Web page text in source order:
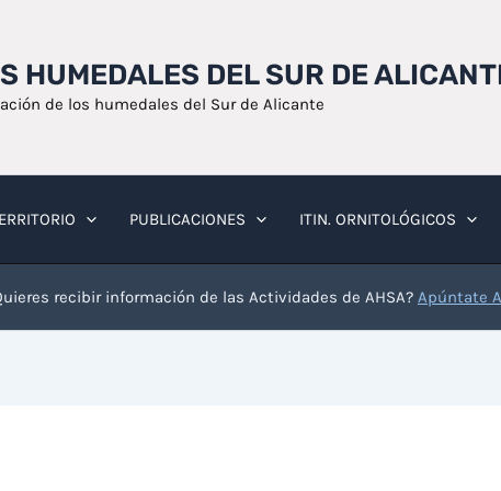
HUMEDALES DEL SUR DE
de los humedales del Sur de Alicante
PUBLICACIONES ITIN. ORNITOLÓGICOS
recibir información de las Actividades de AHSA? Apúntate